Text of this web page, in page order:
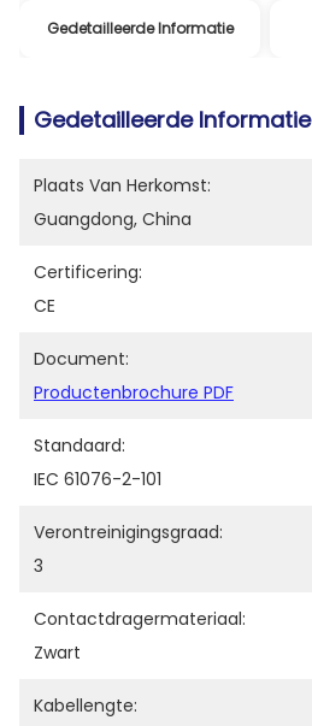
Gedetailleerde Informatie
Gedetailleerde Informatie
Plaats Van Herkomst:
Guangdong, China
Certificering:
CE
Document:
Productenbrochure PDF
Standaard:
IEC 61076-2-101
Verontreinigingsgraad:
3
Contactdragermateriaal:
Zwart
Kabellengte: